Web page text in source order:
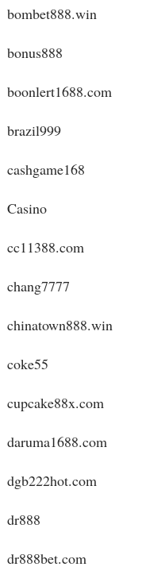
bombet888.win
bonus888
boonlert1688.com
brazil999
cashgame168
Casino
cc11388.com
chang7777
chinatown888.win
coke55
cupcake88x.com
daruma1688.com
dgb222hot.com
dr888
dr888bet.com